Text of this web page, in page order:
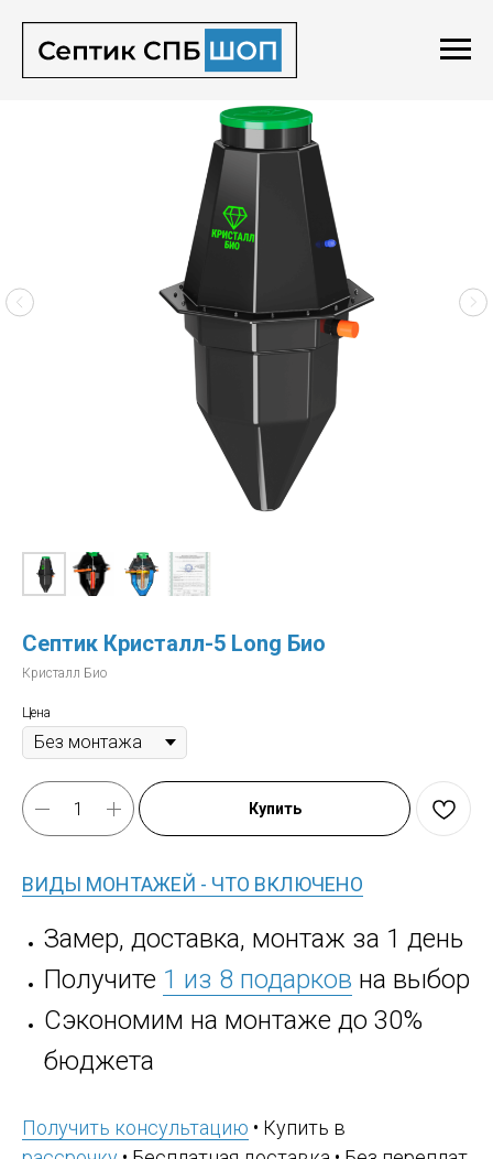
Септик Кристалл-5 Long Био
Кристалл Био
Цена
Купить
ВИДЫ МОНТАЖЕЙ - ЧТО ВКЛЮЧЕНО
Замер, доставка, монтаж за 1 день
Получите 1 из 8 подарков на выбор
Сэкономим на монтаже до 30%
бюджета
Получить консультацию • Купить в